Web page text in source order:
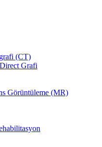
(CT)
Grafi
Görüntüleme (MR)